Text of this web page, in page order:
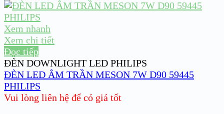
Xem nhanh
Xem chi tiết
Đọc tiếp
ĐÈN DOWNLIGHT LED PHILIPS
ĐÈN LED ÂM TRẦN MESON 7W D90 59445
PHILIPS
Vui lòng liên hệ để có giá tốt